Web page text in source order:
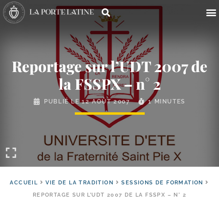
Reportage sur l’UDT 2007 de
la FSSPX – n° 2
PUBLIÉ LE12 AOÛT 2007 1 MINUTES
ACCUEIL VIE DE LA TRADITION
SESSIONS DE FORMATION
REPORTAGE SUR L’UDT 2007 DE LA FSSPX – N° 2